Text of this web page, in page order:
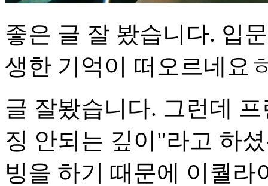
좋은 글 잘 봤습니다. 입
생한 기억이 떠오르네요
글 잘봤습니다. 그런데
징 안되는 깊이"라고 하
빙을 하기 때문에 이퀄